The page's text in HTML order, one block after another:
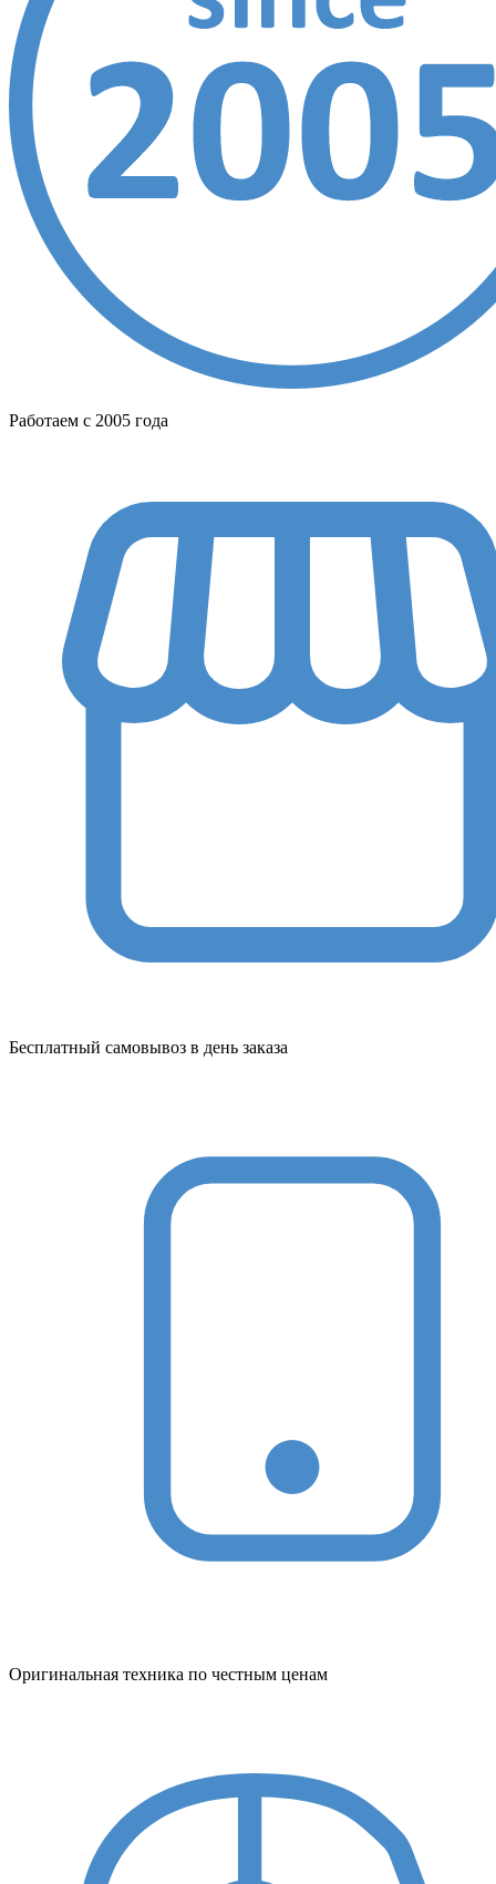
Работаем с 2005 года
Бесплатный самовывоз в день заказа
Оригинальная техника по честным ценам